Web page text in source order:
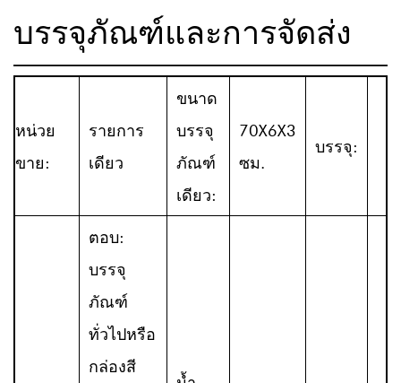
บรรจุภัณฑ์และการจัดส่ง
หน่วย
ขาย:
รายการ
เดียว
ขนาด
บรรจุ
ภัณฑ์
เดียว:
70X6X3
ซม.
บรรจุ:
ตอบ:
บรรจุ
ภัณฑ์
ทั่วไปหรือ
กล่องสี